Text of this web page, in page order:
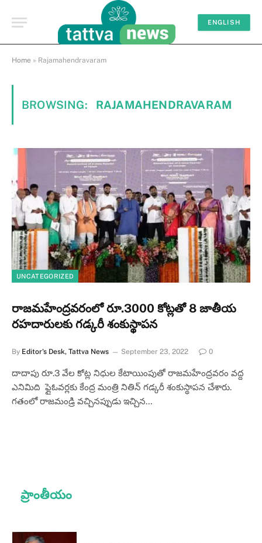
ENGLISH
Home » Rajamahendravaram
BROWSING: RAJAMAHENDRAVARAM
UNCATEGORIZED
రాజమహేంద్రవరంలో రూ.3000 కోట్లతో 8 జాతీయ
రహదారులకు గడ్కరీ శంకుస్థాపన
By Editor's Desk, Tattva News September 23, 2022 0
దాదాపు రూ.3 వేల కోట్ల నిధుల కేటాయింపుతో రాజమహేంద్రవరం వద్ద
ఎనిమిది ఫ్లైఓవర్లకు కేంద్ర మంత్రి నితిన్ గ‌డ్క‌రీ శంకుస్థాపన చేశారు.
గ‌తంలో రాజ‌మండ్రి వ‌చ్చిన‌ప్పుడు ఇచ్చిన…
ప్రాంతీయం